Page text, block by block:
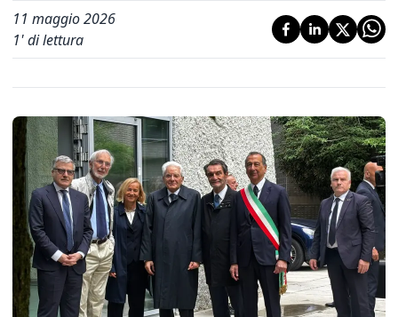
11 maggio 2026
1' di lettura